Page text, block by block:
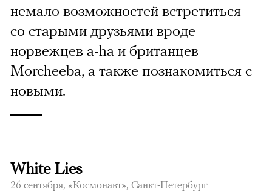
немало возможностей встретиться
со старыми друзьями вроде
норвежцев a-ha и британцев
Morcheeba, а также познакомиться с
новыми.
White Lies
26 сентября, «Космонавт», Санкт-Петербург